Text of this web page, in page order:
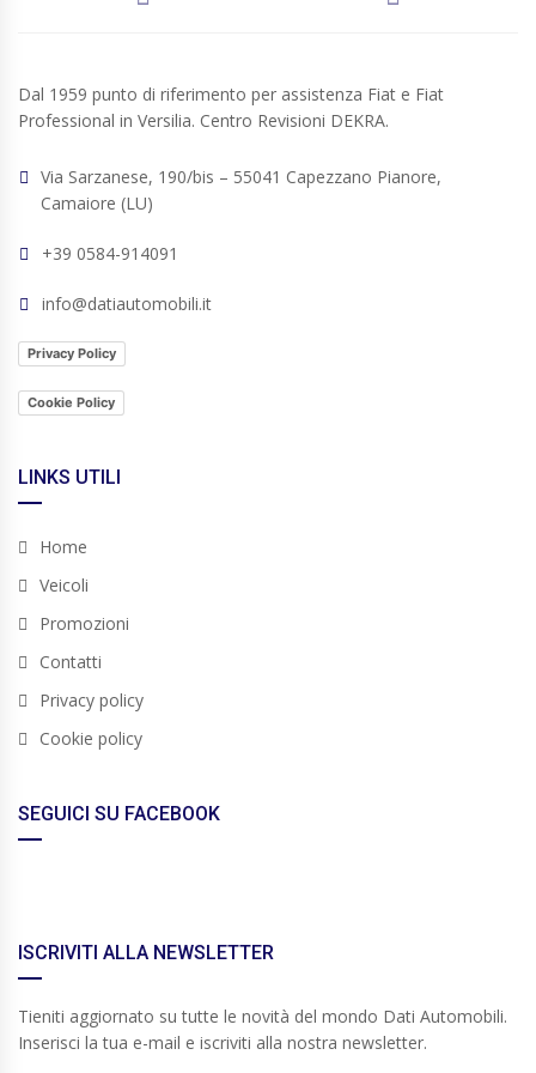
Dal 1959 punto di riferimento per assistenza Fiat e Fiat
Professional in Versilia. Centro Revisioni DEKRA.
Via Sarzanese, 190/bis – 55041 Capezzano Pianore,
Camaiore (LU)
+39 0584-914091
info@datiautomobili.it
Privacy Policy
Cookie Policy
LINKS UTILI
Home
Veicoli
Promozioni
Contatti
Privacy policy
Cookie policy
SEGUICI SU FACEBOOK
ISCRIVITI ALLA NEWSLETTER
Tieniti aggiornato su tutte le novità del mondo Dati Automobili.
Inserisci la tua e-mail e iscriviti alla nostra newsletter.